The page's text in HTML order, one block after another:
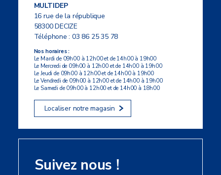
MULTIDEP
16 rue de la république
58300 DECIZE
Téléphone :03 86 25 35 78
Nos horaires :
Le Mardi de 09h00 à 12h00 et de 14h00 à 19h00
Le Mercredi de 09h00 à 12h00 et de 14h00 à 19h00
Le Jeudi de 09h00 à 12h00 et de 14h00 à 19h00
Le Vendredi de 09h00 à 12h00 et de 14h00 à 19h00
Le Samedi de 09h00 à 12h00 et de 14h00 à 18h00
Localiser notre magasin
Suivez nous !